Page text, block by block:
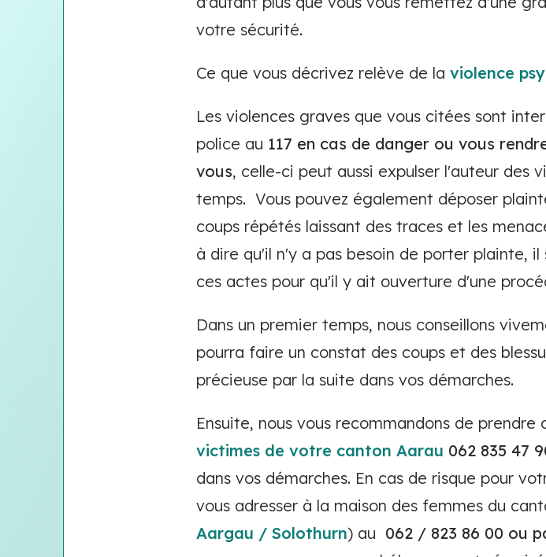
votre sécurité.
Ce que vous décrivez relève de la violence
Les violences graves que vous citées sont
police au 117 en cas de danger ou vous
vous, celle-ci peut aussi expulser l'auteur des
temps. Vous pouvez également déposer
coups répétés laissant des traces et les
à dire qu'il n'y a pas besoin de porter plainte,
ces actes pour qu'il y ait ouverture d'une
Dans un premier temps, nous conseillons
pourra faire un constat des coups et des
précieuse par la suite dans vos démarches.
Ensuite, nous vous recommandons de
victimes de votre canton Aarau 062 835 47
dans vos démarches. En cas de risque pour
vous adresser à la maison des femmes du
Aargau / Solothurn) au 062 / 823 86 00 ou